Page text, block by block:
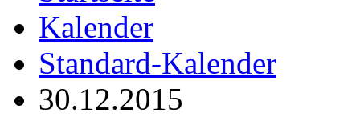
Kalender
Standard-Kalender
30.12.2015